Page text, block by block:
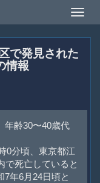
Toggle
で発見された
情報
年齢30〜40歳代
0分頃、東京都江
で死亡していると
7年6月24日頃と